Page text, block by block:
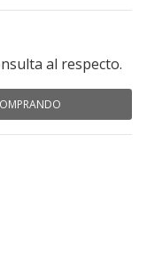
al respecto.